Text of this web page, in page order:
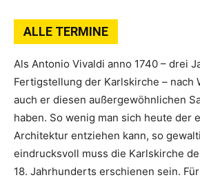
ALLE TERMINE
Als Antonio Vivaldi anno 1740 – drei
Fertigstellung der Karlskirche – nach
auch er diesen außergewöhnlichen
haben. So wenig man sich heute der
Architektur entziehen kann, so
eindrucksvoll muss die Karlskirche
18. Jahrhunderts erschienen sein.